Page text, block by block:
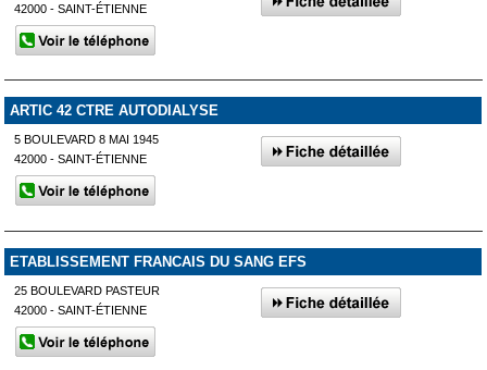
42000 - SAINT-ÉTIENNE
ARTIC 42 CTRE AUTODIALYSE
5 BOULEVARD 8 MAI 1945
42000 - SAINT-ÉTIENNE
ETABLISSEMENT FRANCAIS DU SANG EFS
25 BOULEVARD PASTEUR
42000 - SAINT-ÉTIENNE